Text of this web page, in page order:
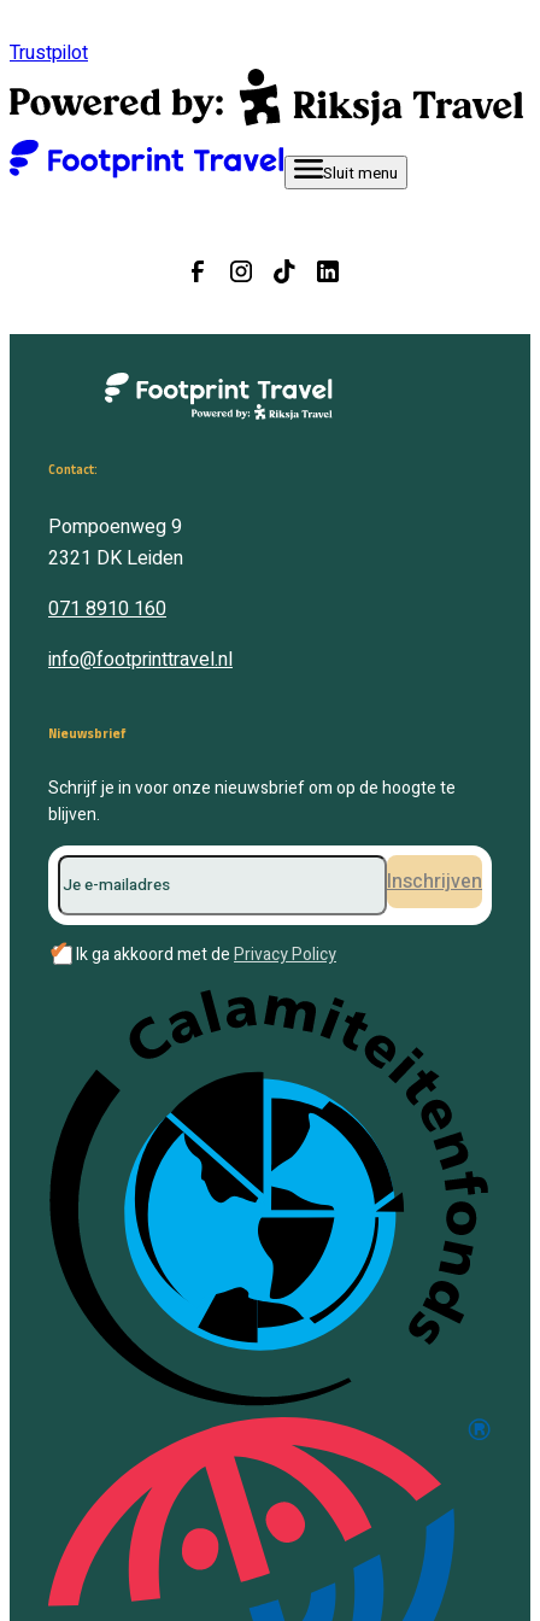
Trustpilot
Sluitmenu
Contact:
Pompoenweg 9
2321 DK Leiden
071 8910 160
info@footprinttravel.nl
Nieuwsbrief
Schrijf je in voor onze nieuwsbrief om op de hoogte te
blijven.
Inschrijven
✔ Ik ga akkoord met dePrivacy Policy